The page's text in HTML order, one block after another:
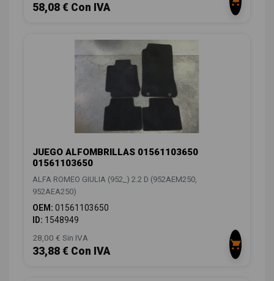
58,08 € Con IVA
JUEGO ALFOMBRILLAS 01561103650
01561103650
ALFA ROMEO GIULIA (952_) 2.2 D (952AEM250,
952AEA250)
OEM: 01561103650
ID: 1548949
28,00 € Sin IVA
33,88 € Con IVA